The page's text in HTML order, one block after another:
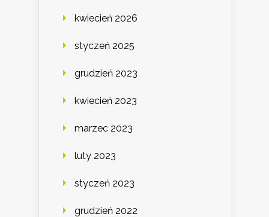
kwiecień 2026
styczeń 2025
grudzień 2023
kwiecień 2023
marzec 2023
luty 2023
styczeń 2023
grudzień 2022